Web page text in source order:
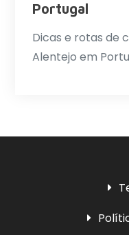
Portugal
Dicas e rotas de
Alentejo em